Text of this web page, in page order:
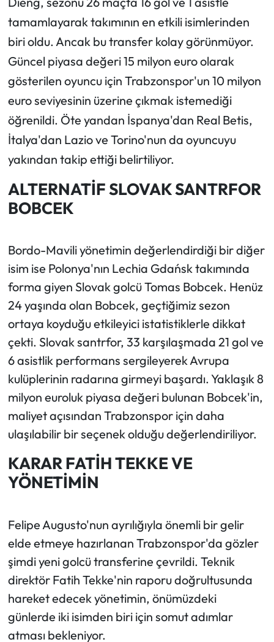
tamamlayarak takımının en etkili isimlerinden
biri oldu. Ancak bu transfer kolay görünmüyor.
Güncel piyasa değeri 15 milyon euro olarak
gösterilen oyuncu için Trabzonspor'un 10 milyon
euro seviyesinin üzerine çıkmak istemediği
öğrenildi. Öte yandan İspanya'dan Real Betis,
İtalya'dan Lazio ve Torino'nun da oyuncuyu
yakından takip ettiği belirtiliyor.
ALTERNATİF SLOVAK SANTRFOR
BOBCEK
Bordo-Mavili yönetimin değerlendirdiği bir diğer
isim ise Polonya'nın Lechia Gdańsk takımında
forma giyen Slovak golcü Tomas Bobcek. Henüz
24 yaşında olan Bobcek, geçtiğimiz sezon
ortaya koyduğu etkileyici istatistiklerle dikkat
çekti. Slovak santrfor, 33 karşılaşmada 21 gol ve
6 asistlik performans sergileyerek Avrupa
kulüplerinin radarına girmeyi başardı. Yaklaşık 8
milyon euroluk piyasa değeri bulunan Bobcek'in,
maliyet açısından Trabzonspor için daha
ulaşılabilir bir seçenek olduğu değerlendiriliyor.
KARAR FATİH TEKKE VE
YÖNETİMİN
Felipe Augusto'nun ayrılığıyla önemli bir gelir
elde etmeye hazırlanan Trabzonspor'da gözler
şimdi yeni golcü transferine çevrildi. Teknik
direktör Fatih Tekke'nin raporu doğrultusunda
hareket edecek yönetimin, önümüzdeki
günlerde iki isimden biri için somut adımlar
atması bekleniyor.